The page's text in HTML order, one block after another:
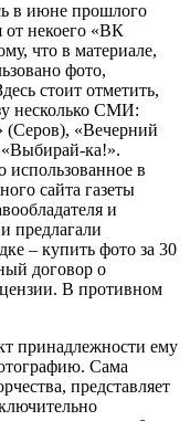
в июне прошлого
от некоего «ВК
что в материале,
фото,
стоит отметить,
несколько СМИ:
(Серов), «Вечерний
ка!».
использованное в
сайта газеты
и
предлагали
– купить фото за 30
договор о
В противном
принадлежности ему
Сама
представляет